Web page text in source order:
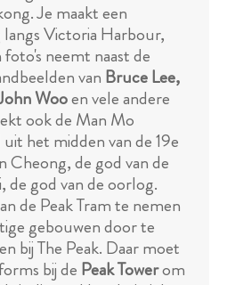
Je maakt een
Victoria Harbour,
neemt naast de
van Bruce Lee,
Wooen vele andere
ook de Man Mo
het midden van de 19e
Cheong, de god van de
de god van de oorlog.
de Peak Tram te nemen
gebouwen door te
bij The Peak. Daar moet
bij de Peak Towerom